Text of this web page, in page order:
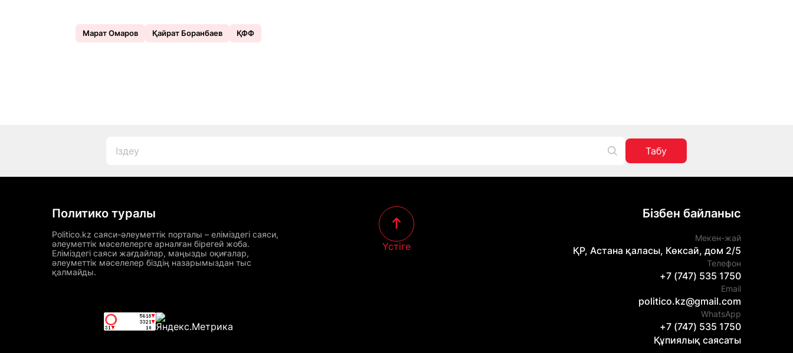
Марат Омаров Қайрат Боранбаев ҚФФ
Табу
Политико туралы
Politico.kz саяси-әлеуметтік порталы – еліміздегі саяси,
әлеуметтік мәселелерге арналған бірегей жоба.
Еліміздегі саяси жағдайлар, маңызды оқиғалар,
әлеуметтік мәселелер біздің назарымыздан тыс
қалмайды.
Үстіге
Бізбен байланыс
Мекен-жай
ҚР, Астана қаласы, Көксай, дом 2/5
Телефон
+7 (747) 535 1750
Email
politico.kz@gmail.com
WhatsApp
+7 (747) 535 1750
Құпиялық саясаты